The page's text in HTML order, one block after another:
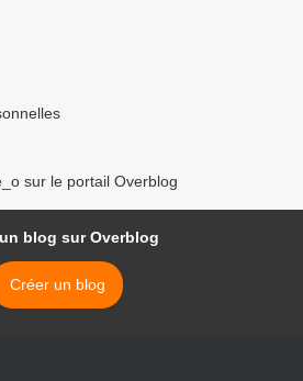
sur le portail Overblog
blog sur Overblog
Créer un blog